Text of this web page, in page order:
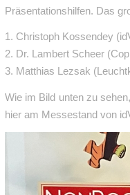
Präsentationshilfen. Das
1. Christoph Kossendey
2. Dr. Lambert Scheer
3. Matthias Lezsak
Wie im Bild unten zu
hier am Messestand von